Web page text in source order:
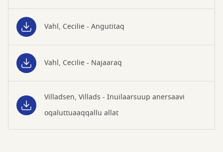
Vahl, Cecilie - Angutitaq
Vahl, Cecilie - Najaaraq
Villadsen, Villads - Inuilaarsuup anersaavi
oqaluttuaaqqallu allat